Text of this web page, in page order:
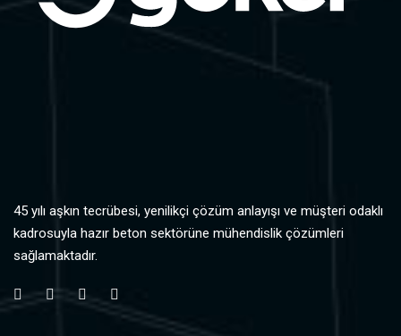
45 yılı aşkın tecrübesi, yenilikçi çözüm anlayışı ve müşteri odaklı
kadrosuyla hazır beton sektörüne mühendislik çözümleri
sağlamaktadır.